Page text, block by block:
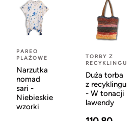
PAREO
PLAŻOWE
Narzutka
nomad
sari -
Niebieskie
wzorki
TORBY Z
RECYKLINGU
Duża torba
z recyklingu
- W tonacji
lawendy